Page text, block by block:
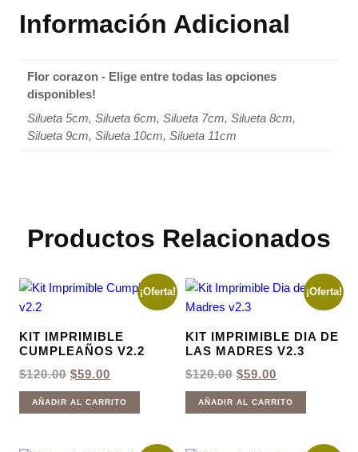
Información Adicional
Flor corazon - Elige entre todas las opciones
disponibles!
Silueta 5cm, Silueta 6cm, Silueta 7cm, Silueta 8cm,
Silueta 9cm, Silueta 10cm, Silueta 11cm
Productos Relacionados
¡Oferta!
KIT IMPRIMIBLE
CUMPLEAÑOS V2.2
$120.00 EL
ORIGINAL
ERA:
$59.00
ACTUAL
ES:
AÑADIR AL CARRITO
¡Oferta!
KIT IMPRIMIBLE DIA DE
LAS MADRES V2.3
$120.00 EL
ORIGINAL
ERA:
$59.00
ACTUAL
ES:
AÑADIR AL CARRITO